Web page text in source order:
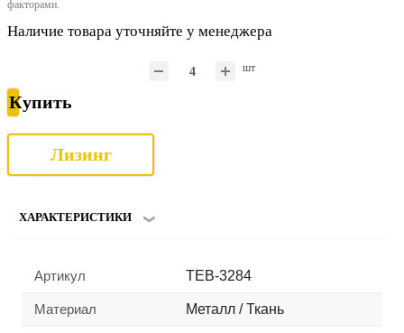
факторами.
Наличие товара уточняйте у менеджера
шт
Купить
Лизинг
ХАРАКТЕРИСТИКИ
Артикул TEB-3284
Материал Металл / Ткань